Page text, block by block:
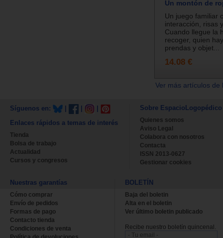
Un montón de
Un juego familiar
interacción, risas
Cuando llegue la
recoger, quien
prendas y objet...
14.08 €
Ver más artículos
Síguenos en:
Enlaces rápidos a temas de interés
Tienda
Bolsa de trabajo
Actualidad
Cursos y congresos
Sobre EspacioLogopédico
Quienes somos
Aviso Legal
Colabora con nosotros
Contacta
ISSN 2013-0627
Gestionar cookies
Nuestras garantías
Cómo comprar
Envío de pedidos
Formas de pago
Contacto tienda
Condiciones de venta
BOLETÍN
Baja del boletin
Alta en el boletin
Ver último boletin publicado
Recibe nuestro boletín quincenal.